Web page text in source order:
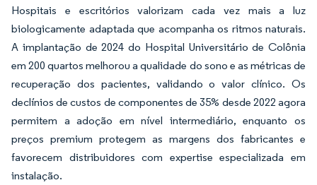
Hospitais e escritórios valorizam cada vez mais a luz
biologicamente adaptada que acompanha os ritmos naturais.
A implantação de 2024 do Hospital Universitário de Colônia
em 200 quartos melhorou a qualidade do sono e as métricas de
recuperação dos pacientes, validando o valor clínico. Os
declínios de custos de componentes de 35% desde 2022 agora
permitem a adoção em nível intermediário, enquanto os
preços premium protegem as margens dos fabricantes e
favorecem distribuidores com expertise especializada em
instalação.